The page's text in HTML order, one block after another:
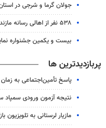
جولان گرما و شرجی در
۵۳۸ نفر از اهالی رسانه مازندران عضو خانه مطبوعات هستند
بیست و یکمین جشنواره
پربازدیدترین ها
پاسخ تأمین‌اجتماعی به
نتیجه آزمون ورودی سمپاد سال ۱۴۰۵
مازیار لرستانی به